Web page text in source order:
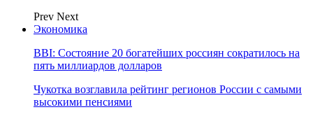
Prev Next
Экономика
BBI: Состояние 20 богатейших россиян сократилось на
пять миллиардов долларов
Чукотка возглавила рейтинг регионов России с самыми
высокими пенсиями